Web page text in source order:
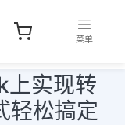
菜单
上实现转
轻松搞定